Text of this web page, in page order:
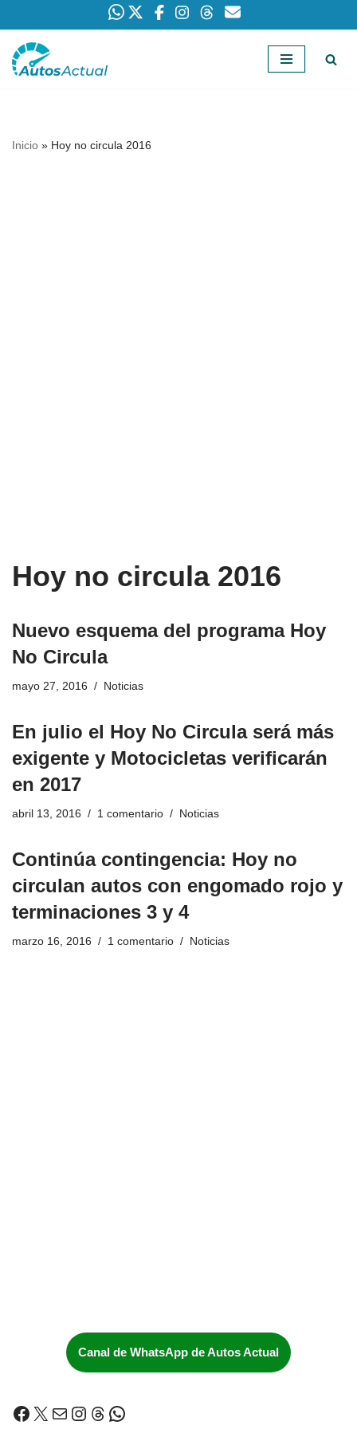
Saltar
Inicio » Hoy no circula 2016
Hoy no circula 2016
Nuevo esquema del programa Hoy
No Circula
mayo 27, 2016 Noticias
En julio el Hoy No Circula será más
exigente y Motocicletas verificarán
en 2017
abril 13, 2016 1 comentario Noticias
Continúa contingencia: Hoy no
circulan autos con engomado rojo y
terminaciones 3 y 4
marzo 16, 2016 1 comentario Noticias
Canal de WhatsApp de Autos Actual